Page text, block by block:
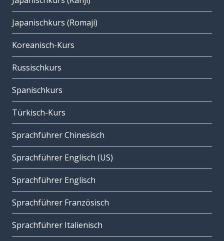
Japanischkurs (Romaji)
Koreanisch-Kurs
Russischkurs
Spanischkurs
Türkisch-Kurs
Sprachführer Chinesisch
Sprachführer Englisch (US)
Sprachführer Englisch
Sprachführer Französisch
Sprachführer Italienisch